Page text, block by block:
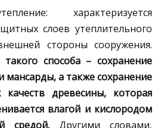
характеризуется
слоев утеплительного
стороны сооружения.
способа – сохранение
а также сохранение
качеств древесины, которая
влагой и кислородом
средой. Другими словами,